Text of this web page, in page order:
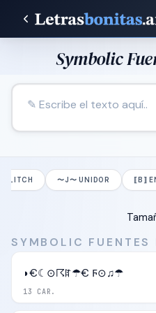
Symbolic
GLITCH 〜J〜 UNIDOR ⟦B⟧
SYMBOLIC FUENTES
13 CAR.
◗€☾⊙☈ꍏ☂€ Ϝ⊙♫☂